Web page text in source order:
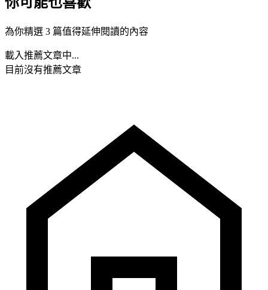
為你精選 3 篇值得延伸閱讀的內容
載入推薦文章中...
目前沒有推薦文章